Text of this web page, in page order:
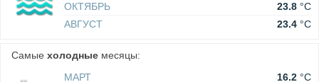
ОКТЯБРЬ
23.8 °C
АВГУСТ
23.4 °C
Самые холодные месяцы:
МАРТ
16.2 °C